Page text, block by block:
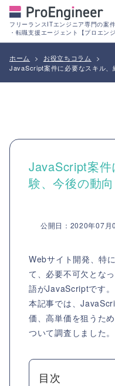
フリーランスITエンジニア専門の案
・転職支援エージェント【プロエンジ
ホーム > お役立ちコラム
>
JavaScript案件に必要なスキル、
JavaScript案
験、今後の動向
公開日：2020年07月
Webサイト開発、特
て、必要不可欠とな
語がJavaScriptです。
本記事では、
価、高単価を狙うた
ついて調査しました。
目次